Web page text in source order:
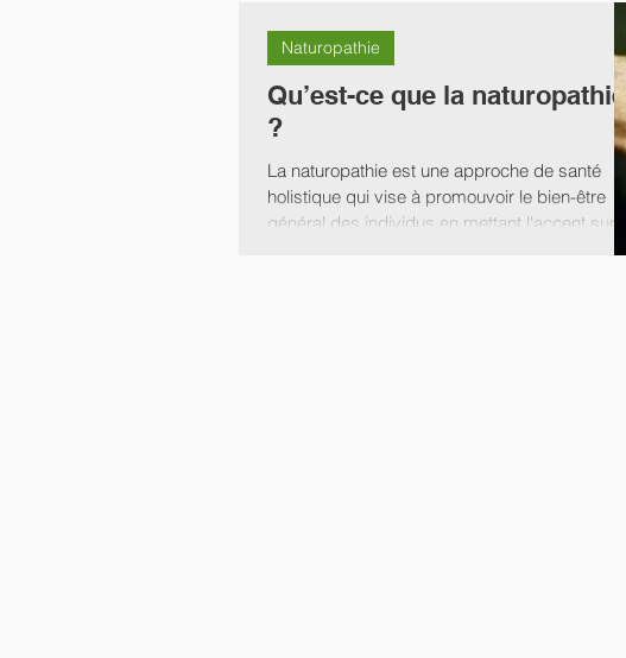
Qu’est-ce que la naturopathie
?
La naturopathie est une approche de santé
holistique qui vise à promouvoir le bien-être
général des individus en mettant l'accent sur ...
Naturopathie